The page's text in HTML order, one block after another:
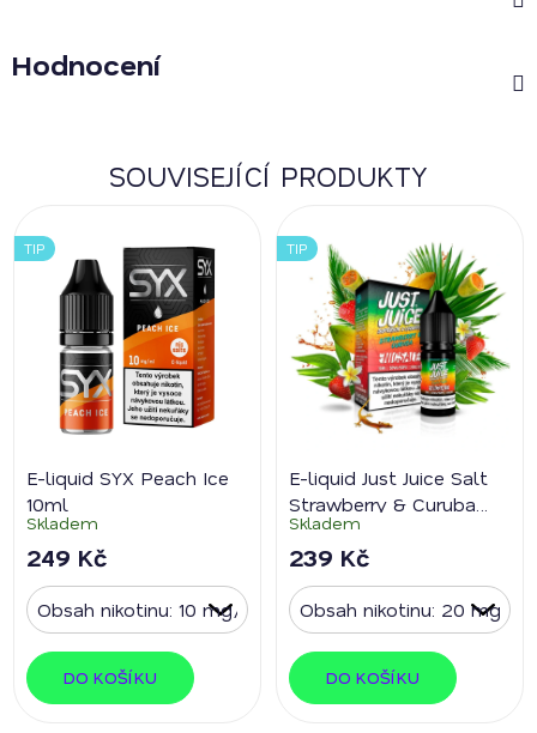
Hodnocení
SOUVISEJÍCÍ PRODUKTY
TIP
E-liquid SYX Peach Ice
10ml
Skladem
249 Kč
DO KOŠÍKU
TIP
E-liquid Just Juice Salt
Strawberry & Curuba
10ml
Skladem
239 Kč
DO KOŠÍKU